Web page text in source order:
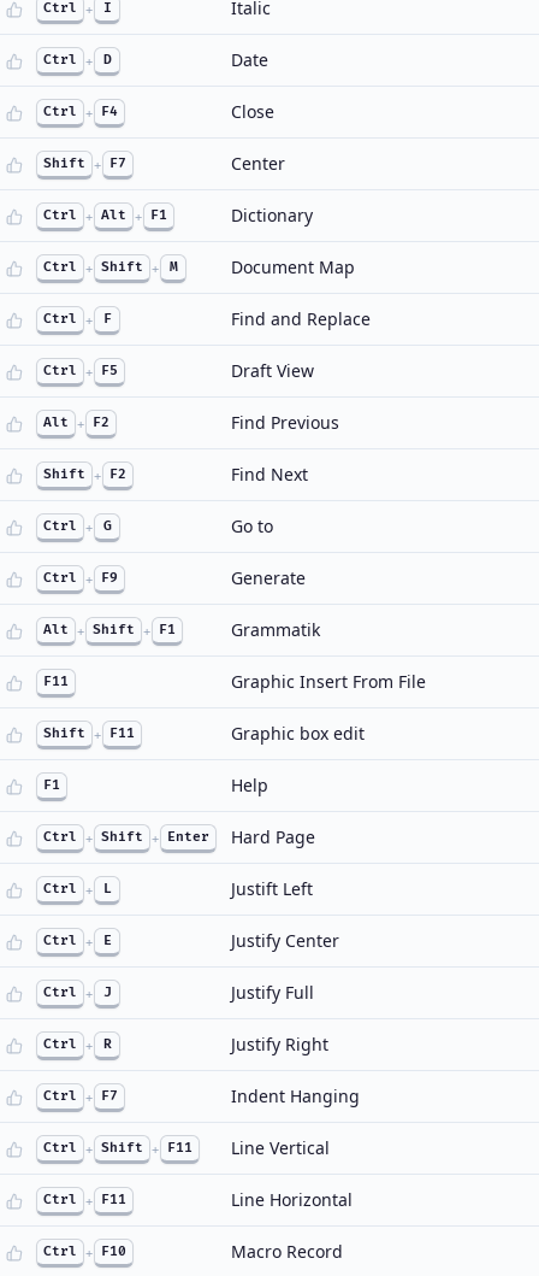
Ctrl + I Italic
Ctrl + D Date
Ctrl + F4 Close
Shift + F7 Center
Ctrl + Alt + F1 Dictionary
Ctrl + Shift + M Document Map
Ctrl + F Find and Replace
Ctrl + F5 Draft View
Alt + F2 Find Previous
Shift + F2 Find Next
Ctrl + G Go to
Ctrl + F9 Generate
Alt + Shift + F1 Grammatik
F11 Graphic Insert From File
Shift + F11 Graphic box edit
F1 Help
Ctrl + Shift + Enter Hard Page
Ctrl + L Justift Left
Ctrl + E Justify Center
Ctrl + J Justify Full
Ctrl + R Justify Right
Ctrl + F7 Indent Hanging
Ctrl + Shift + F11 Line Vertical
Ctrl + F11 Line Horizontal
Ctrl + F10 Macro Record